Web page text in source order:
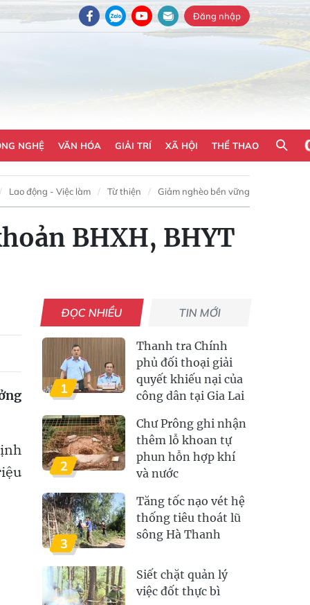
Đăng nhập
NGHỆ VĂN HÓA GIẢI TRÍ XÃ HỘI THỂ THAO
Lao động - Việc làm Từ thiện Giảm nghèo bền vững
BHXH, BHYT
ĐỌC NHIỀU TIN MỚI
1
Thanh tra Chính
phủ đối thoại giải
quyết khiếu nại của
công dân tại Gia Lai
2
Chư Prông ghi nhận
thêm lỗ khoan tự
phun hỗn hợp khí
và nước
3
Tăng tốc nạo vét hệ
thống tiêu thoát lũ
sông Hà Thanh
Siết chặt quản lý
việc đốt thực bì